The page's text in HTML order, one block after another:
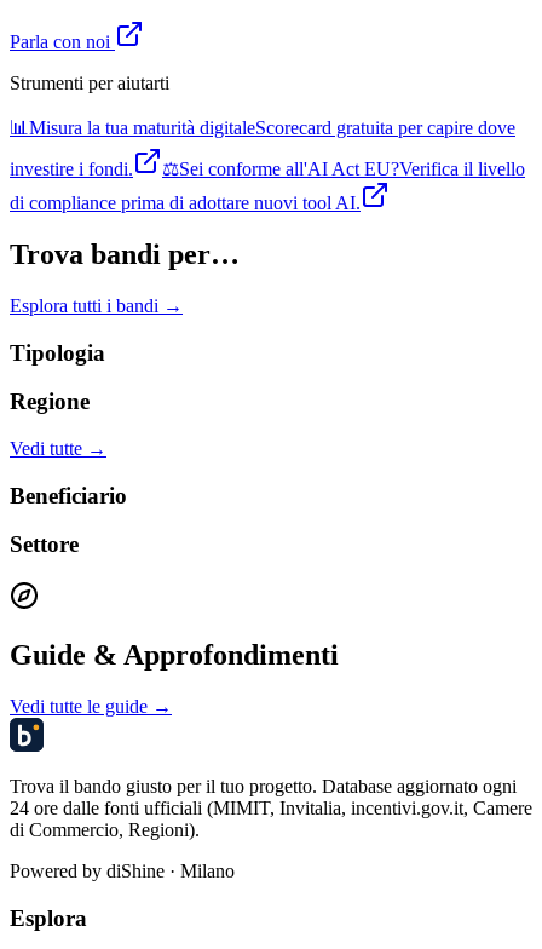
Parla con noi
Strumenti per aiutarti
📊 Misura la tua maturità digitaleScorecard gratuita per capire dove
investire i fondi.
⚖️Sei conforme all'AI Act EU?Verifica il livello
di compliance prima di adottare nuovi tool AI.
Trova bandi per…
Esplora tutti i bandi →
Tipologia
Regione
Vedi tutte →
Beneficiario
Settore
Guide & Approfondimenti
Vedi tutte le guide →
Trova il bando giusto per il tuo progetto. Database aggiornato ogni
24 ore dalle fonti ufficiali (MIMIT, Invitalia, incentivi.gov.it, Camere
di Commercio, Regioni).
Powered by diShine · Milano
Esplora